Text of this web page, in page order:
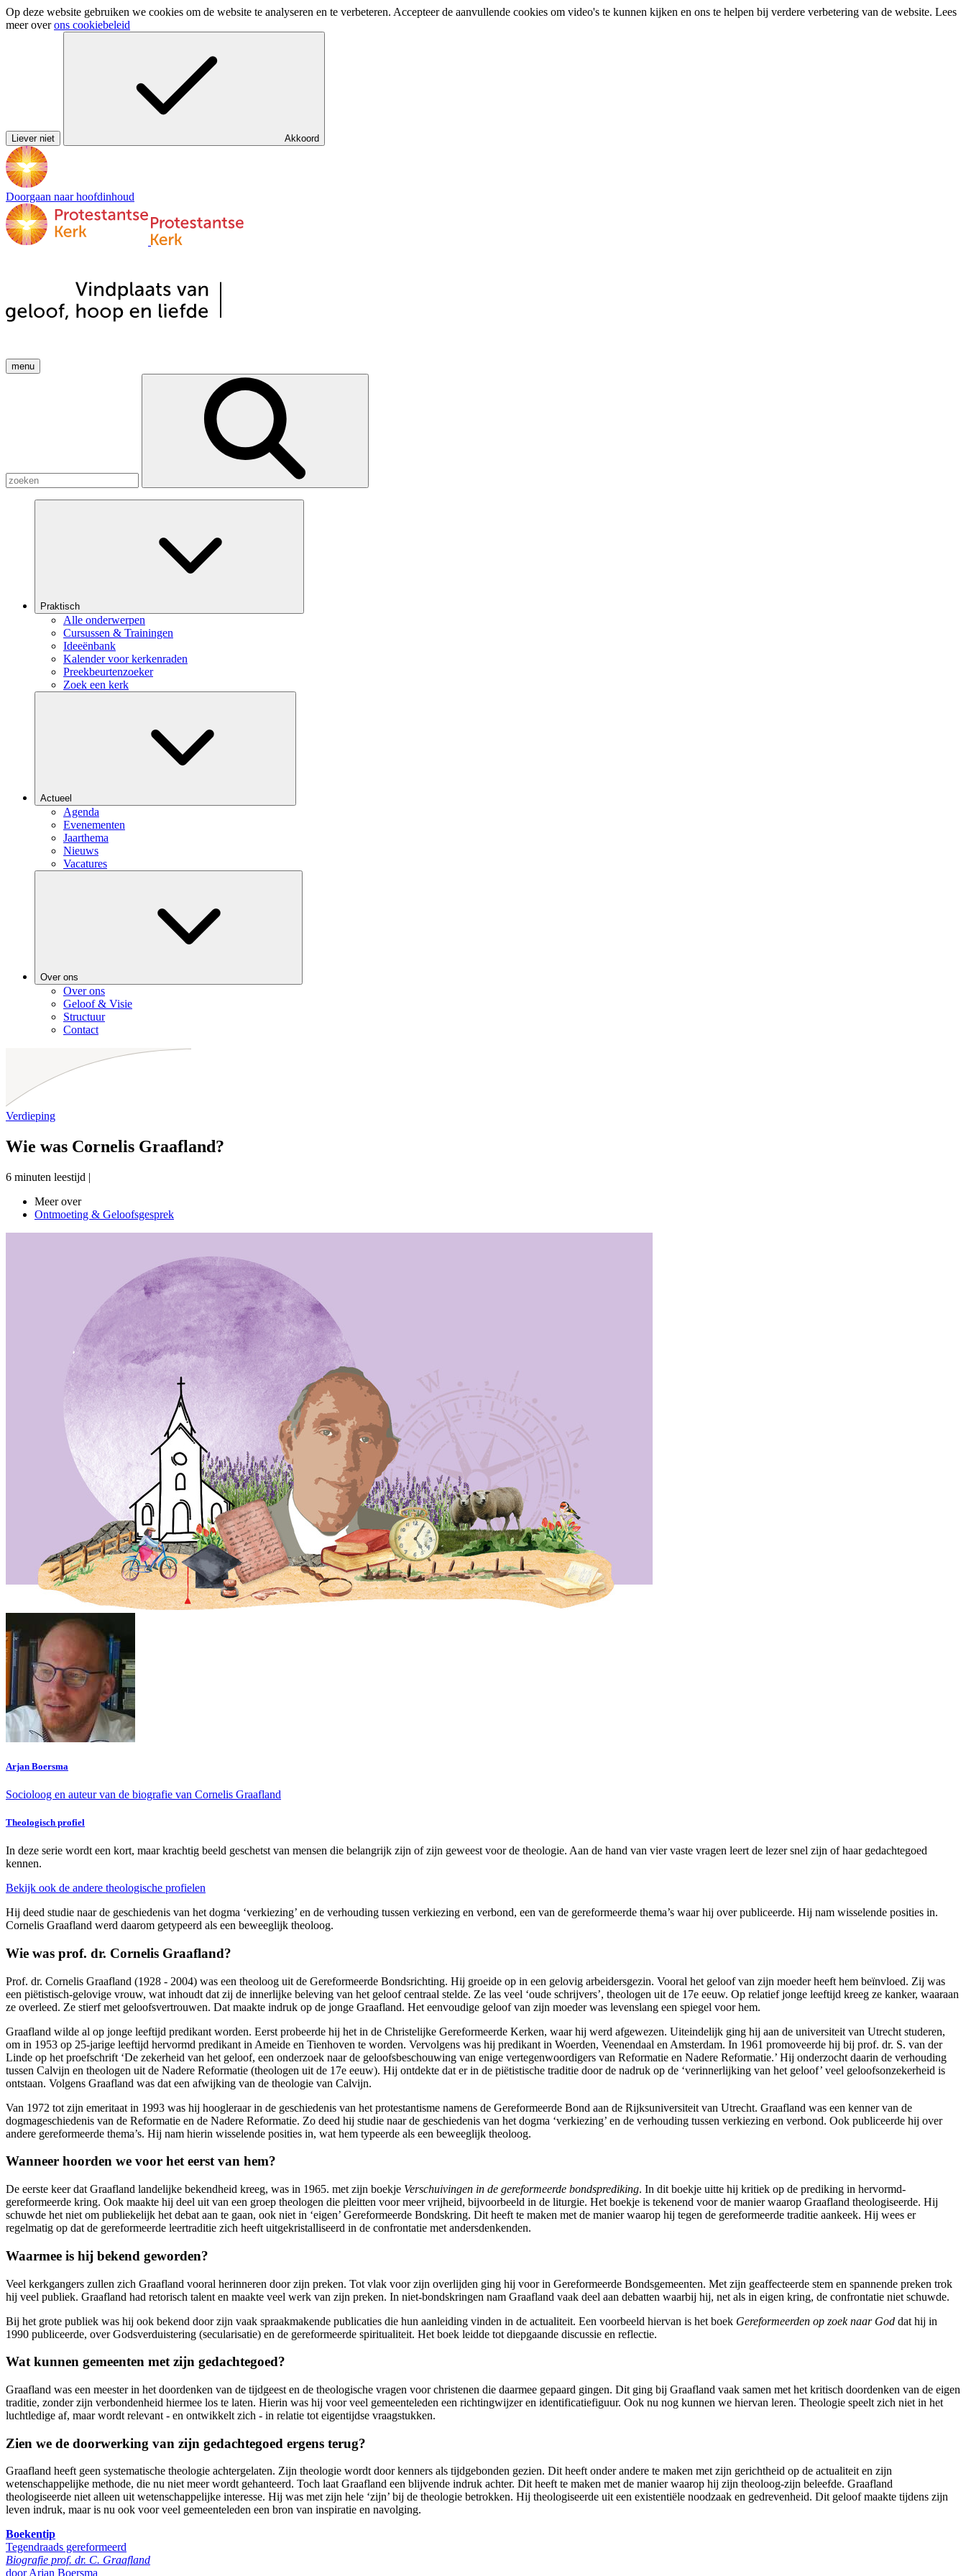
Op deze website gebruiken we cookies om de website te analyseren en te verbeteren. Accepteer de aanvullende cookies om video's te kunnen kijken en ons te helpen bij verdere verbetering van de website. Lees
meer overons cookiebeleid
Liever niet Akkoord
Doorgaan naar hoofdinhoud
menu
Praktisch
Alle onderwerpen
Cursussen & Trainingen
Ideeënbank
Kalender voor kerkenraden
Preekbeurtenzoeker
Zoek een kerk
Actueel
Agenda
Evenementen
Jaarthema
Nieuws
Vacatures
Over ons
Over ons
Geloof & Visie
Structuur
Contact
Verdieping
Wie was Cornelis Graafland?
6 minuten leestijd |
Meer over
Ontmoeting & Geloofsgesprek
Arjan Boersma
Socioloog en auteur van de biografie van Cornelis Graafland
Theologisch profiel
In deze serie wordt een kort, maar krachtig beeld geschetst van mensen die belangrijk zijn of zijn geweest voor de theologie. Aan de hand van vier vaste vragen leert de lezer snel zijn of haar gedachtegoed
kennen.
Bekijk ook de andere theologische profielen
Hij deed studie naar de geschiedenis van het dogma ‘verkiezing’ en de verhouding tussen verkiezing en verbond, een van de gereformeerde thema’s waar hij over publiceerde. Hij nam wisselende posities in.
Cornelis Graafland werd daarom getypeerd als een beweeglijk theoloog.
Wie was prof. dr. Cornelis Graafland?
Prof. dr. Cornelis Graafland (1928 - 2004) was een theoloog uit de Gereformeerde Bondsrichting. Hij groeide op in een gelovig arbeidersgezin. Vooral het geloof van zijn moeder heeft hem beïnvloed. Zij was
een piëtistisch-gelovige vrouw, wat inhoudt dat zij de innerlijke beleving van het geloof centraal stelde. Ze las veel ‘oude schrijvers’, theologen uit de 17e eeuw. Op relatief jonge leeftijd kreeg ze kanker, waaraan
ze overleed. Ze stierf met geloofsvertrouwen. Dat maakte indruk op de jonge Graafland. Het eenvoudige geloof van zijn moeder was levenslang een spiegel voor hem.
Graafland wilde al op jonge leeftijd predikant worden. Eerst probeerde hij het in de Christelijke Gereformeerde Kerken, waar hij werd afgewezen. Uiteindelijk ging hij aan de universiteit van Utrecht studeren,
om in 1953 op 25-jarige leeftijd hervormd predikant in Ameide en Tienhoven te worden. Vervolgens was hij predikant in Woerden, Veenendaal en Amsterdam. In 1961 promoveerde hij bij prof. dr. S. van der
Linde op het proefschrift ‘De zekerheid van het geloof, een onderzoek naar de geloofsbeschouwing van enige vertegenwoordigers van Reformatie en Nadere Reformatie.’ Hij onderzocht daarin de verhouding
tussen Calvijn en theologen uit de Nadere Reformatie (theologen uit de 17e eeuw). Hij ontdekte dat er in de piëtistische traditie door de nadruk op de ‘verinnerlijking van het geloof’ veel geloofsonzekerheid is
ontstaan. Volgens Graafland was dat een afwijking van de theologie van Calvijn.
Van 1972 tot zijn emeritaat in 1993 was hij hoogleraar in de geschiedenis van het protestantisme namens de Gereformeerde Bond aan de Rijksuniversiteit van Utrecht. Graafland was een kenner van de
dogmageschiedenis van de Reformatie en de Nadere Reformatie. Zo deed hij studie naar de geschiedenis van het dogma ‘verkiezing’ en de verhouding tussen verkiezing en verbond. Ook publiceerde hij over
andere gereformeerde thema’s. Hij nam hierin wisselende posities in, wat hem typeerde als een beweeglijk theoloog.
Wanneer hoorden we voor het eerst van hem?
De eerste keer dat Graafland landelijke bekendheid kreeg, was in 1965. met zijn boekje Verschuivingen in de gereformeerde bondsprediking. In dit boekje uitte hij kritiek op de prediking in hervormd-
gereformeerde kring. Ook maakte hij deel uit van een groep theologen die pleitten voor meer vrijheid, bijvoorbeeld in de liturgie. Het boekje is tekenend voor de manier waarop Graafland theologiseerde. Hij
schuwde het niet om publiekelijk het debat aan te gaan, ook niet in ‘eigen’ Gereformeerde Bondskring. Dit heeft te maken met de manier waarop hij tegen de gereformeerde traditie aankeek. Hij wees er
regelmatig op dat de gereformeerde leertraditie zich heeft uitgekristalliseerd in de confrontatie met andersdenkenden.
Waarmee is hij bekend geworden?
Veel kerkgangers zullen zich Graafland vooral herinneren door zijn preken. Tot vlak voor zijn overlijden ging hij voor in Gereformeerde Bondsgemeenten. Met zijn geaffecteerde stem en spannende preken trok
hij veel publiek. Graafland had retorisch talent en maakte veel werk van zijn preken. In niet-bondskringen nam Graafland vaak deel aan debatten waarbij hij, net als in eigen kring, de confrontatie niet schuwde.
Bij het grote publiek was hij ook bekend door zijn vaak spraakmakende publicaties die hun aanleiding vinden in de actualiteit. Een voorbeeld hiervan is het boek Gereformeerden op zoek naar God dat hij in
1990 publiceerde, over Godsverduistering (secularisatie) en de gereformeerde spiritualiteit. Het boek leidde tot diepgaande discussie en reflectie.
Wat kunnen gemeenten met zijn gedachtegoed?
Graafland was een meester in het doordenken van de tijdgeest en de theologische vragen voor christenen die daarmee gepaard gingen. Dit ging bij Graafland vaak samen met het kritisch doordenken van de eigen
traditie, zonder zijn verbondenheid hiermee los te laten. Hierin was hij voor veel gemeenteleden een richtingwijzer en identificatiefiguur. Ook nu nog kunnen we hiervan leren. Theologie speelt zich niet in het
luchtledige af, maar wordt relevant - en ontwikkelt zich - in relatie tot eigentijdse vraagstukken.
Zien we de doorwerking van zijn gedachtegoed ergens terug?
Graafland heeft geen systematische theologie achtergelaten. Zijn theologie wordt door kenners als tijdgebonden gezien. Dit heeft onder andere te maken met zijn gerichtheid op de actualiteit en zijn
wetenschappelijke methode, die nu niet meer wordt gehanteerd. Toch laat Graafland een blijvende indruk achter. Dit heeft te maken met de manier waarop hij zijn theoloog-zijn beleefde. Graafland
theologiseerde niet alleen uit wetenschappelijke interesse. Hij was met zijn hele ‘zijn’ bij de theologie betrokken. Hij theologiseerde uit een existentiële noodzaak en gedrevenheid. Dit geloof maakte tijdens zijn
leven indruk, maar is nu ook voor veel gemeenteleden een bron van inspiratie en navolging.
Boekentip
Tegendraads gereformeerd
Biografie prof. dr. C. Graafland
door Arjan Boersma